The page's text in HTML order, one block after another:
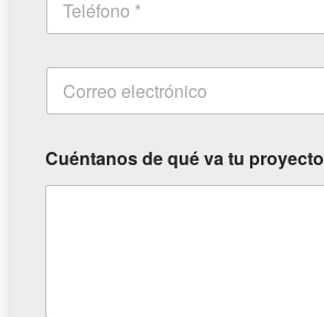
Cuéntanos de qué va tu proyecto